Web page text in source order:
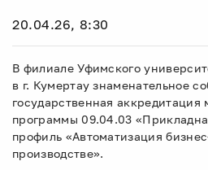
20.04.26, 8:30
В филиале Уфимского
в г. Кумертау знаменательное
государственная аккредитация
программы 09.04.03
профиль «Автоматизация
производстве».